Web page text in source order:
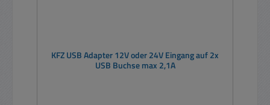
KFZ USB Adapter 12V oder 24V Eingang auf 2x
USB Buchse max 2,1A